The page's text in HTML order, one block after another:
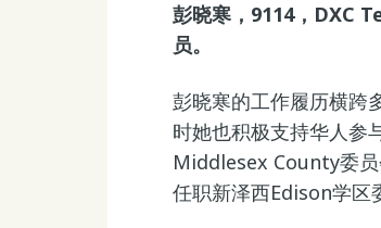
彭晓寒，9114，DXC
员。
彭晓寒的工作履历横跨
时她也积极支持华人参
Middlesex County委员
任职新泽西Edison学区